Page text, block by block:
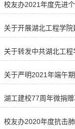
校友办2021年度先进
关于开展湖北工程学
关于转发中共湖北工
关于严明2021年端午
湖工建校77周年微捐
校友办2020年度抗击